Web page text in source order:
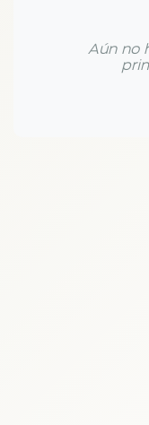
Aún no